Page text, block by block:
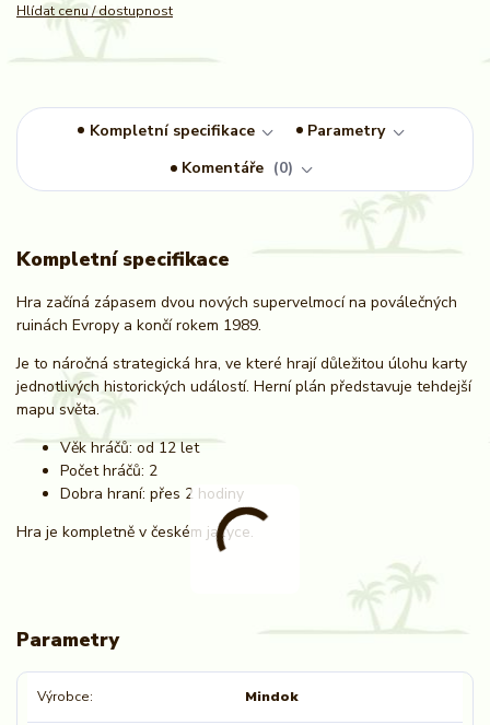
Hlídat cenu / dostupnost
Kompletní specifikace
Parametry
Komentáře
0
Kompletní specifikace
Hra začíná zápasem dvou nových supervelmocí na poválečných
ruinách Evropy a končí rokem 1989.
Je to náročná strategická hra, ve které hrají důležitou úlohu karty
jednotlivých historických událostí. Herní plán představuje tehdejší
mapu světa.
Věk hráčů: od 12 let
Počet hráčů: 2
Dobra hraní: přes 2 hodiny
Hra je kompletně v českém jazyce.
Parametry
Výrobce Mindok